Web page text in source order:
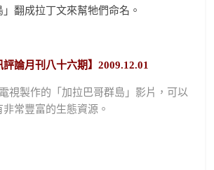
翻成拉丁文來幫牠們命名。
評論月刊八十六期】2009.12.01
視製作的「加拉巴哥群島」影片，可以
常豐富的生態資源。